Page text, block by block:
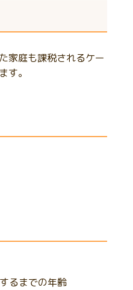
家庭も課税されるケー
す。
るまでの年齢